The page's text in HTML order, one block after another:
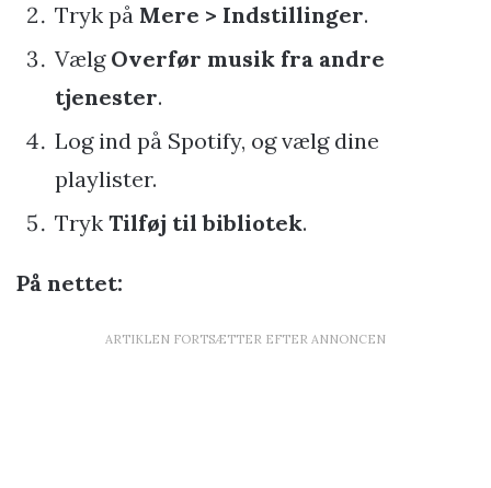
Tryk på Mere > Indstillinger.
Vælg Overfør musik fra andre
tjenester.
Log ind på Spotify, og vælg dine
playlister.
Tryk Tilføj til bibliotek.
På nettet:
ARTIKLEN FORTSÆTTER EFTER ANNONCEN